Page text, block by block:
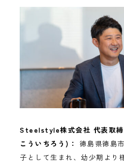
Steelstyle株式会社 代表取締
こういちろう)： 徳島県徳島
子として生まれ、幼少期より